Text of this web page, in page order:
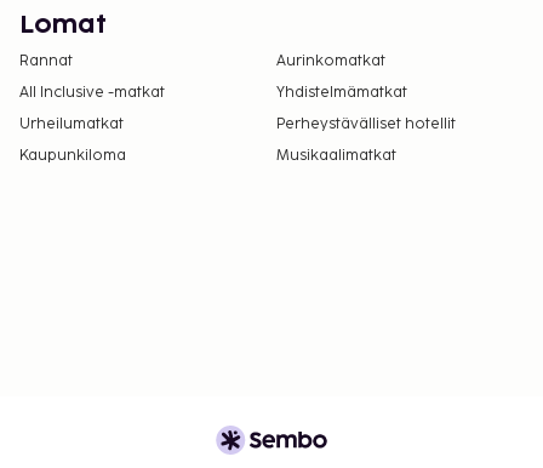
Lomat
Rannat
Aurinkomatkat
All Inclusive -matkat
Yhdistelmämatkat
Urheilumatkat
Perheystävälliset hotellit
Kaupunkiloma
Musikaalimatkat